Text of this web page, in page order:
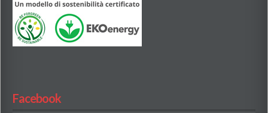
Facebook